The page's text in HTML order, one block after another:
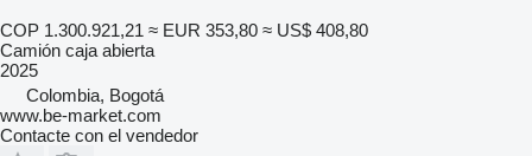
COP 1.300.921,21 ≈ EUR 353,80 ≈ US$ 408,80
Camión caja abierta
2025
Colombia, Bogotá
www.be-market.com
Contacte con el vendedor